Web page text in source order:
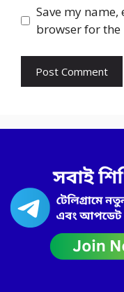
Save my
browser for